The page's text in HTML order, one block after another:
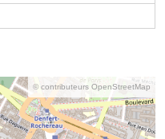
© contributeurs OpenStreetMap